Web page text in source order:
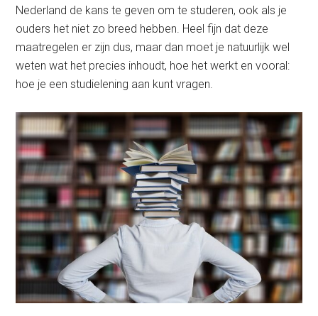
Nederland de kans te geven om te studeren, ook als je
ouders het niet zo breed hebben. Heel fijn dat deze
maatregelen er zijn dus, maar dan moet je natuurlijk wel
weten wat het precies inhoudt, hoe het werkt en vooral:
hoe je een studielening aan kunt vragen.